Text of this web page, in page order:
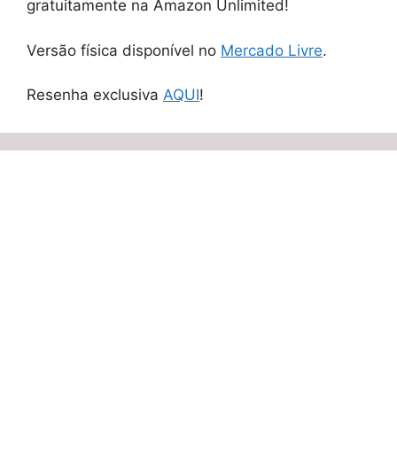
gratuitamente na Amazon Unlimited!
Versão física disponível no Mercado Livre.
Resenha exclusiva AQUI!